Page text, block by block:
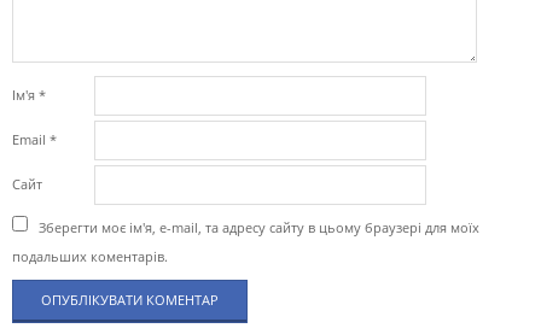
Ім'я *
Email *
Сайт
Зберегти моє ім'я, e-mail, та адресу сайту в цьому браузері для моїх
подальших коментарів.